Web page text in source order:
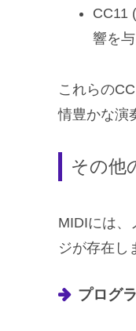
CC11
響を
これらの
情豊かな演
その他
MIDIには、
ジが存在し
プログ